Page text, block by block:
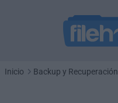
Inicio Backup y Recuperación